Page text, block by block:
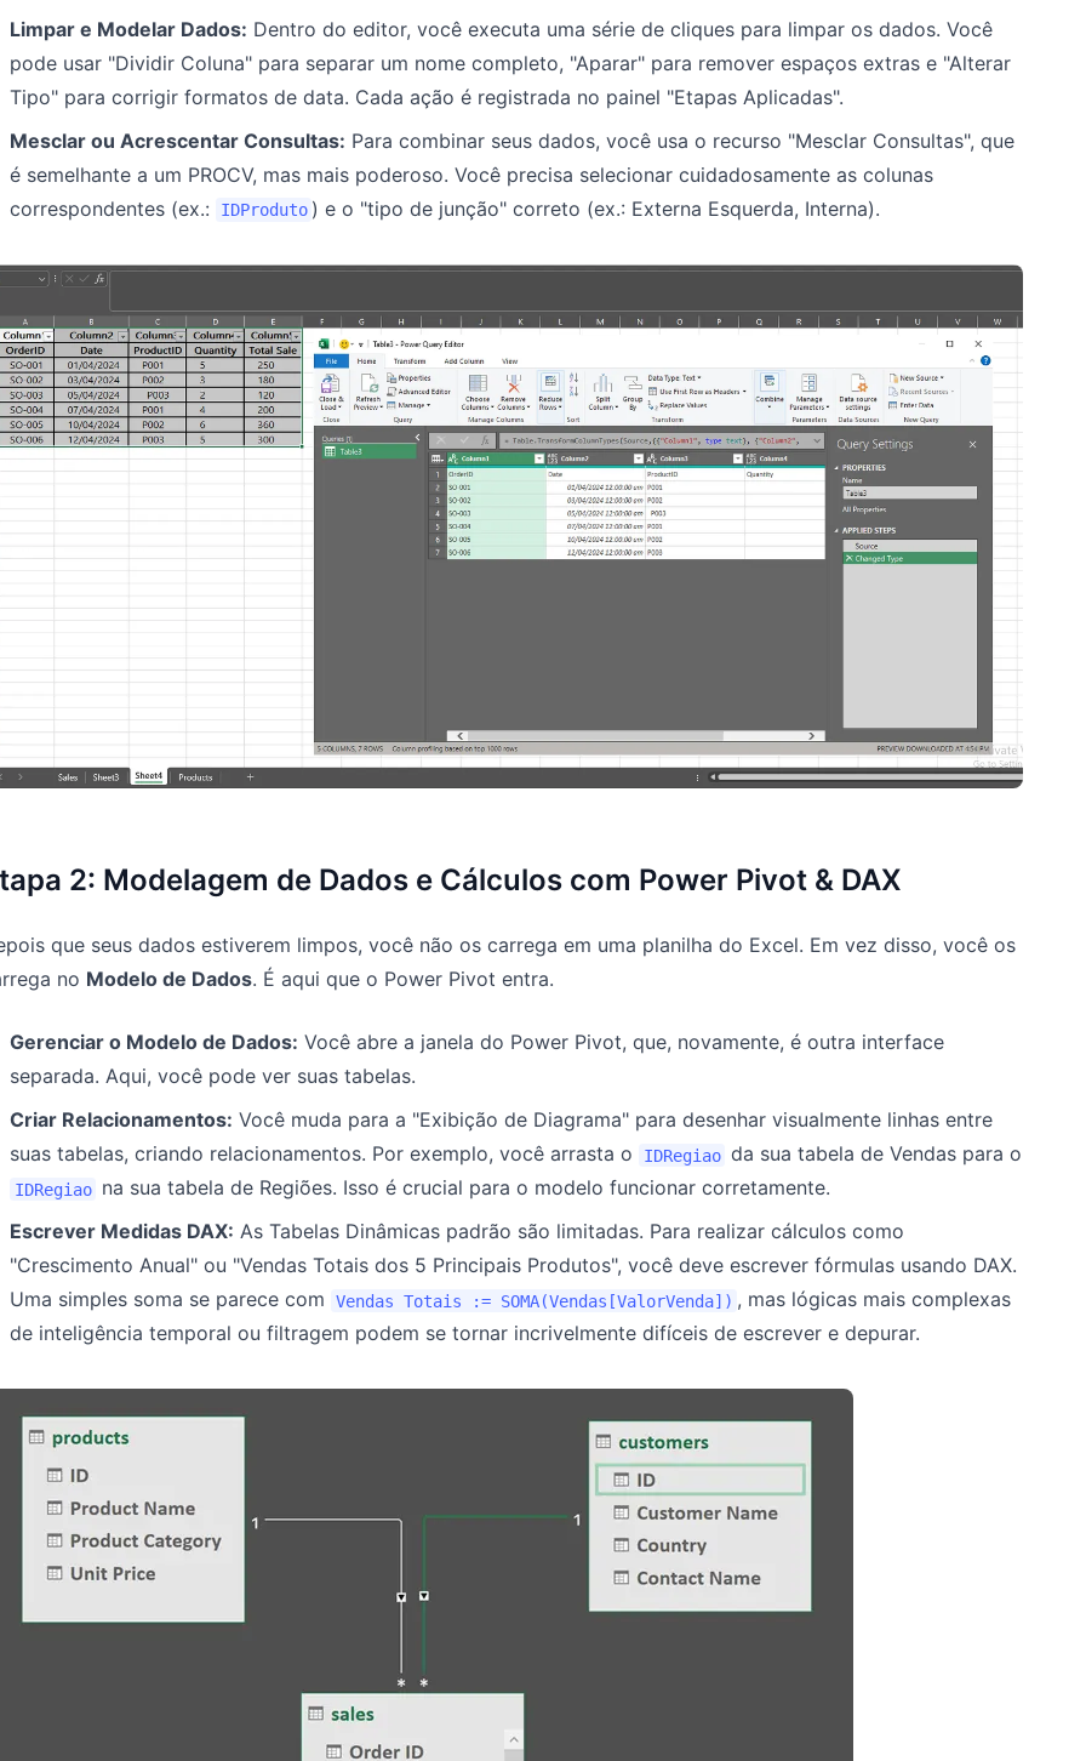
Limpar e Modelar Dados: Dentro do editor, você executa uma série de cliques para limpar os dados. Você
pode usar "Dividir Coluna" para separar um nome completo, "Aparar" para remover espaços extras e "Alterar
Tipo" para corrigir formatos de data. Cada ação é registrada no painel "Etapas Aplicadas".
Mesclar ou Acrescentar Consultas: Para combinar seus dados, você usa o recurso "Mesclar Consultas", que
é semelhante a um PROCV, mas mais poderoso. Você precisa selecionar cuidadosamente as colunas
correspondentes (ex.:
IDProduto ) e o "tipo de junção" correto (ex.: Externa Esquerda, Interna).
2: Modelagem de Dados e Cálculos com Power Pivot & DAX
que seus dados estiverem limpos, você não os carrega em uma planilha do Excel. Em vez disso, você os
no Modelo de Dados. É aqui que o Power Pivot entra.
Gerenciar o Modelo de Dados: Você abre a janela do Power Pivot, que, novamente, é outra interface
separada. Aqui, você pode ver suas tabelas.
Criar Relacionamentos: Você muda para a "Exibição de Diagrama" para desenhar visualmente linhas entre
suas tabelas, criando relacionamentos. Por exemplo, você arrasta o
IDRegiao da sua tabela de Vendas para o
IDRegiao na sua tabela de Regiões. Isso é crucial para o modelo funcionar corretamente.
Escrever Medidas DAX: As Tabelas Dinâmicas padrão são limitadas. Para realizar cálculos como
"Crescimento Anual" ou "Vendas Totais dos 5 Principais Produtos", você deve escrever fórmulas usando DAX.
Uma simples soma se parece com
Vendas Totais := SOMA(Vendas[ValorVenda]) , mas lógicas mais complexas
de inteligência temporal ou filtragem podem se tornar incrivelmente difíceis de escrever e depurar.